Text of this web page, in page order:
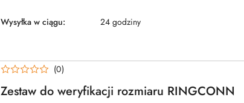
Wysyłka w ciągu: 24 godziny
Zestaw do weryfikacji rozmiaru RINGCONN
(0)